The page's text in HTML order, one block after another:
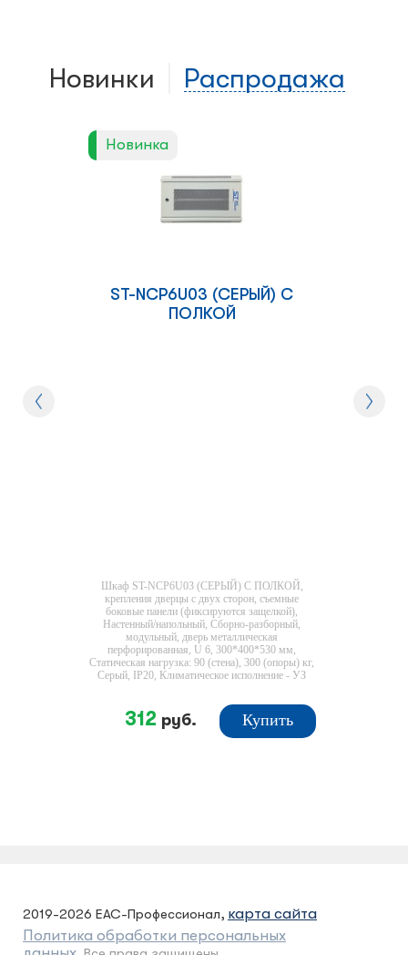
Монтажные шкафы
- Шкафы настенные/напольные
Новинки Распродажа
Новинка
ST-NCP6U03 (СЕРЫЙ) С
ПОЛКОЙ
Шкаф ST-NCP6U03 (СЕРЫЙ) С ПОЛКОЙ,
крепления дверцы с двух сторон, съемные
боковые панели (фиксируются защелкой),
Настенный/напольный, Сборно-разборный,
модульный, дверь металлическая
перфорированная, U 6, 300*400*530 мм,
Статическая нагрузка: 90 (стена), 300 (опоры) кг,
Серый, IP20, Климатическое исполнение - УЗ
312 руб. Купить
2019-2026 ЕАС-Профессионал, карта сайта
Политика обработки персональных